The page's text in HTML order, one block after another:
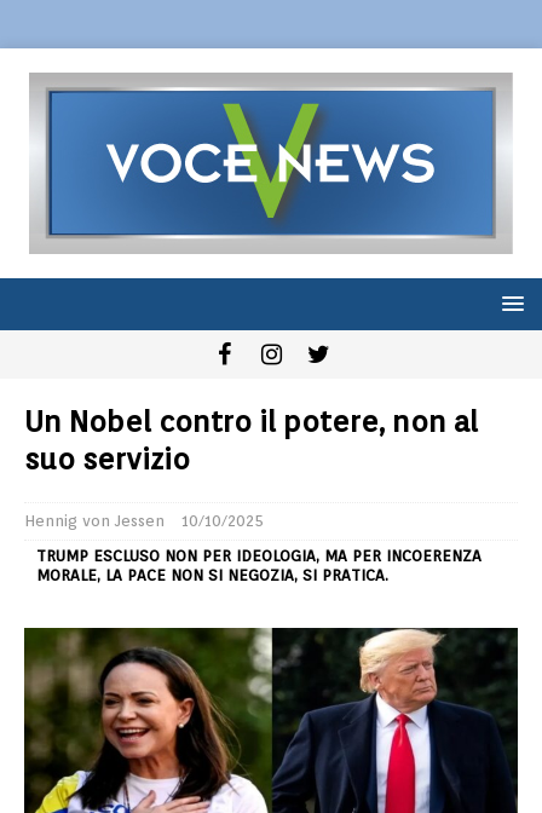
Un Nobel contro il potere, non al
suo servizio
Hennig von Jessen
10/10/2025
TRUMP ESCLUSO NON PER IDEOLOGIA, MA PER INCOERENZA
MORALE, LA PACE NON SI NEGOZIA, SI PRATICA.